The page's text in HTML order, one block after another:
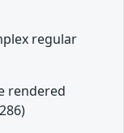
regular
rendered